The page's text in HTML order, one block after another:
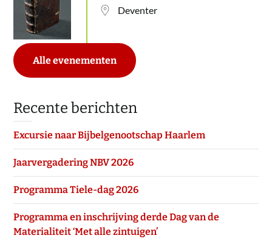
Deventer
Alle evenementen
Recente berichten
Excursie naar Bijbelgenootschap Haarlem
Jaarvergadering NBV 2026
Programma Tiele-dag 2026
Programma en inschrijving derde Dag van de
Materialiteit ‘Met alle zintuigen’